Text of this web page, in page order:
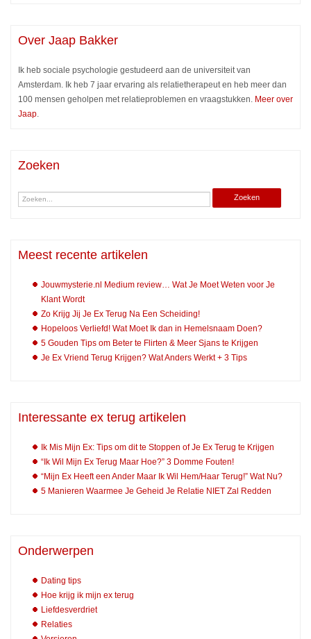
Over Jaap Bakker
Ik heb sociale psychologie gestudeerd aan de universiteit van
Amsterdam. Ik heb 7 jaar ervaring als relatietherapeut en heb meer dan
100 mensen geholpen met relatieproblemen en vraagstukken. Meer over
Jaap.
Zoeken
Meest recente artikelen
Jouwmysterie.nl Medium review… Wat Je Moet Weten voor Je
Klant Wordt
Zo Krijg Jij Je Ex Terug Na Een Scheiding!
Hopeloos Verliefd! Wat Moet Ik dan in Hemelsnaam Doen?
5 Gouden Tips om Beter te Flirten & Meer Sjans te Krijgen
Je Ex Vriend Terug Krijgen? Wat Anders Werkt + 3 Tips
Interessante ex terug artikelen
Ik Mis Mijn Ex: Tips om dit te Stoppen of Je Ex Terug te Krijgen
“Ik Wil Mijn Ex Terug Maar Hoe?” 3 Domme Fouten!
“Mijn Ex Heeft een Ander Maar Ik Wil Hem/Haar Terug!” Wat Nu?
5 Manieren Waarmee Je Geheid Je Relatie NIET Zal Redden
Onderwerpen
Dating tips
Hoe krijg ik mijn ex terug
Liefdesverdriet
Relaties